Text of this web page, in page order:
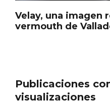
Velay, una imagen
vermouth de
Publicaciones
visualizaciones